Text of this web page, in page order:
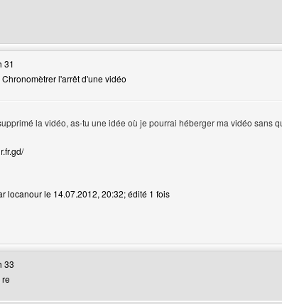
de l'utilisateur: aksel1
31
l'arrêt d'une vidéo
la vidéo, as-tu une idée où je pourrai héberger ma vidéo sans
locanour le 14.07.2012, 20:32; édité 1 fois
de l'utilisateur: locanour
33